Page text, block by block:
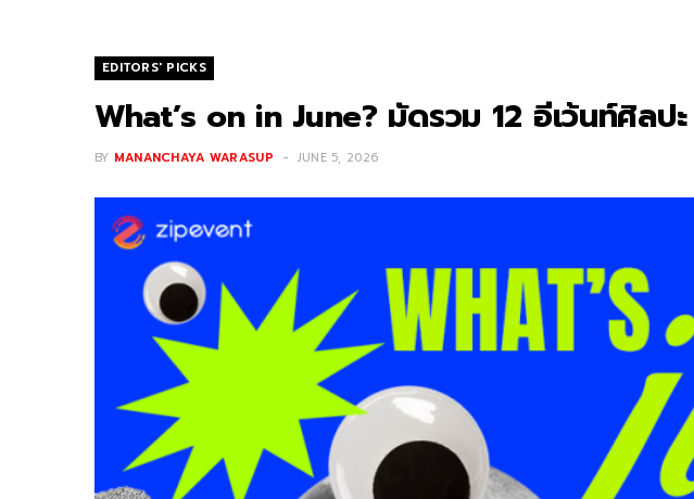
EDITORS' PICKS
What’s on in June? มัดรวม 12 อีเว้นท์ศิลป
BY MANANCHAYA WARASUP JUNE 5, 2026